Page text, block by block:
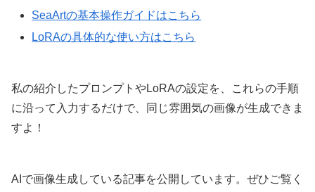
SeaArtの基本操作ガイドはこちら
LoRAの具体的な使い方はこちら
私の紹介したプロンプトやLoRAの設定を、これらの手順
に沿って入力するだけで、同じ雰囲気の画像が生成できま
すよ！
AIで画像生成している記事を公開しています。ぜひご覧く